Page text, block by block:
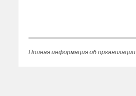
Полная информация об организации